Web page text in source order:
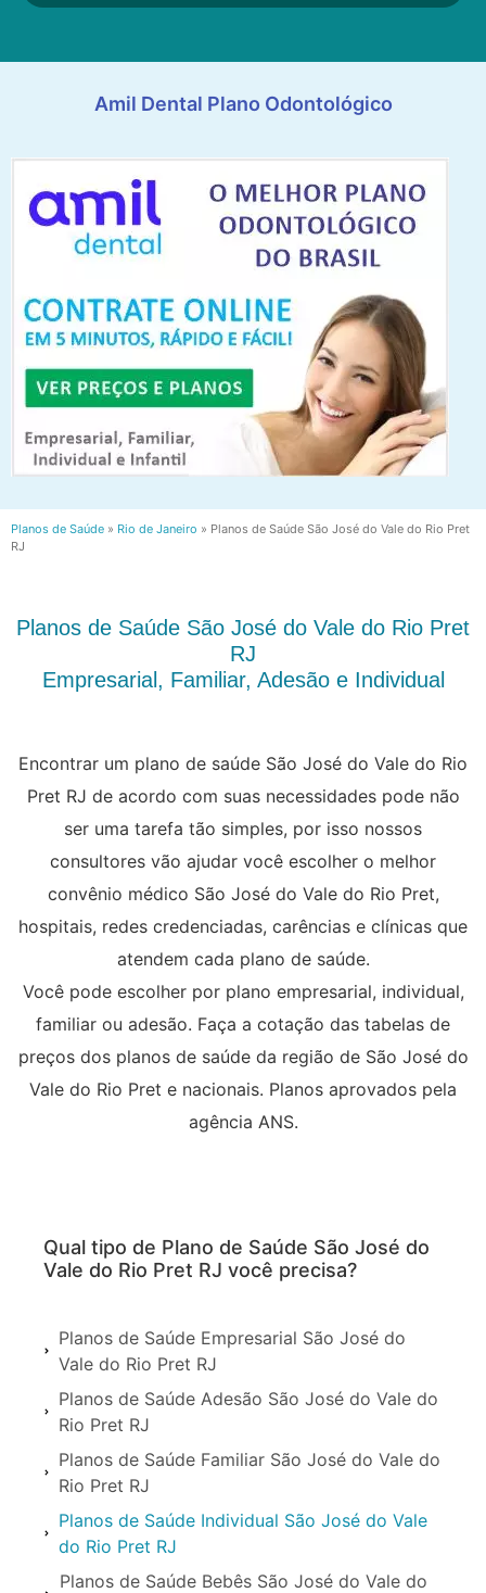
Amil Dental Plano Odontológico
Planos de Saúde » Rio de Janeiro » Planos de Saúde São José do Vale do Rio Pret
RJ
Planos de Saúde São José do Vale do Rio Pret
RJ
Empresarial, Familiar, Adesão e Individual
Encontrar um plano de saúde São José do Vale do Rio
Pret RJ de acordo com suas necessidades pode não
ser uma tarefa tão simples, por isso nossos
consultores vão ajudar você escolher o melhor
convênio médico São José do Vale do Rio Pret,
hospitais, redes credenciadas, carências e clínicas que
atendem cada plano de saúde.
Você pode escolher por plano empresarial, individual,
familiar ou adesão. Faça a cotação das tabelas de
preços dos planos de saúde da região de São José do
Vale do Rio Pret e nacionais. Planos aprovados pela
agência ANS.
Qual tipo de Plano de Saúde São José do
Vale do Rio Pret RJ você precisa?
Planos de Saúde Empresarial São José do
Vale do Rio Pret RJ
Planos de Saúde Adesão São José do Vale do
Rio Pret RJ
Planos de Saúde Familiar São José do Vale do
Rio Pret RJ
Planos de Saúde Individual São José do Vale
do Rio Pret RJ
Planos de Saúde Bebês São José do Vale do